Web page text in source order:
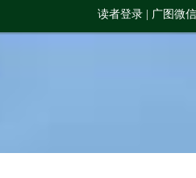
读者登录 广图微信